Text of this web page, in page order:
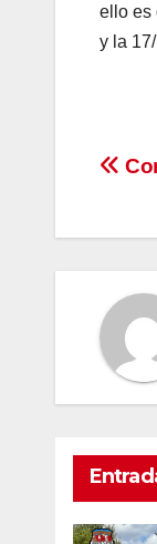
ello es
y la